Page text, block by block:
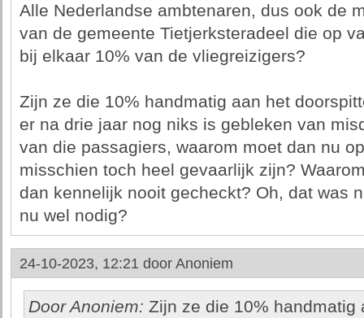
Alle Nederlandse ambtenaren, dus ook de
van de gemeente Tietjerksteradeel die op
bij elkaar 10% van de vliegreizigers?
Zijn ze die 10% handmatig aan het
er na drie jaar nog niks is gebleken van
van die passagiers, waarom moet dan nu
misschien toch heel gevaarlijk zijn?
dan kennelijk nooit gecheckt? Oh, dat was
nu wel nodig?
24-10-2023, 12:21 door Anoniem
Door Anoniem: Zijn ze die 10% handmatig